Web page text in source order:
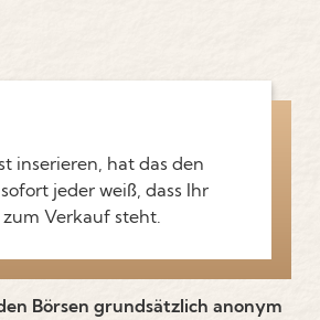
inserieren, hat das den
jeder weiß, dass Ihr
Verkauf steht.
Börsen grundsätzlich anonym